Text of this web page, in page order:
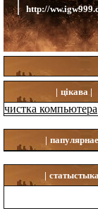
http://
| цікава |
чистка компьютера
|
|